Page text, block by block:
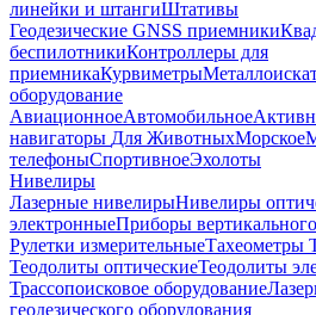
линейки и штангиШтативы
Геодезические GNSS приемники
беспилотникиКонтроллеры для
приемникаКурвиметры
оборудование
АвиационноеАвтомобильное
навигаторы Для ЖивотныхМорское
телефоныСпортивноеЭхолоты
Нивелиры
Лазерные нивелирыНивелиры
электронныеПриборы
Рулетки измерительныеТахеометры
Теодолиты оптическиеТеодолиты
Трассопоисковое оборудование
геодезического оборудования